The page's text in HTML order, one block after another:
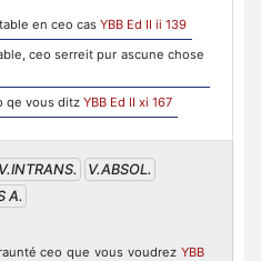
en ceo cas YBB Ed II ii 139
ceo serreit pur ascune chose
qe vous ditz YBB Ed II xi 167
V.INTRANS.
V.ABSOL.
A.
ceo que vous voudrez YBB